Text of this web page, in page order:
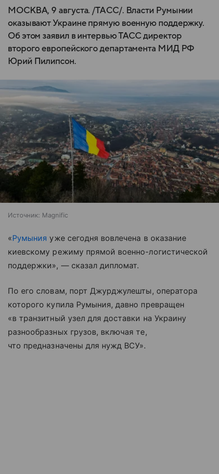
МОСКВА, 9 августа. /ТАСС/. Власти Румынии
оказывают Украине прямую военную поддержку.
Об этом заявил в интервью ТАСС директор
второго европейского департамента МИД РФ
Юрий Пилипсон.
Источник: Magnific
«Румыния уже сегодня вовлечена в оказание
киевскому режиму прямой военно-логистической
поддержки», — сказал дипломат.
По его словам, порт Джурджулешты, оператора
которого купила Румыния, давно превращен
«в транзитный узел для доставки на Украину
разнообразных грузов, включая те,
что предназначены для нужд ВСУ».